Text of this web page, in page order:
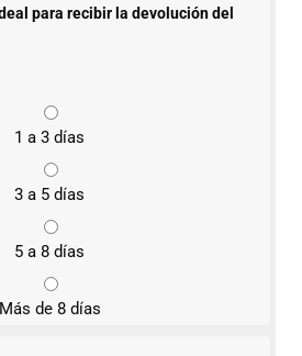
para recibir la devolución del
1 a 3 días
3 a 5 días
5 a 8 días
Más de 8 días